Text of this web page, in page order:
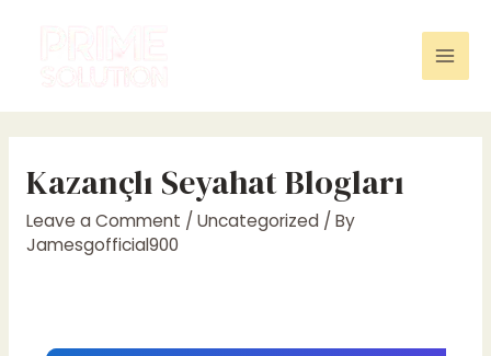
Kazançlı Seyahat Blogları
Leave a Comment / Uncategorized/ By
Jamesgofficial900